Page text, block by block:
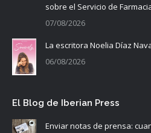
sobre el Servicio de
07/08/2026
La escritora Noelia Díaz
06/08/2026
El Blog de Iberian Press
Enviar notas de prensa: